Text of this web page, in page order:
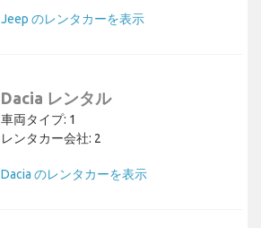
Jeep のレンタカーを表示
Dacia レンタル
車両タイプ: 1
レンタカー会社: 2
Dacia のレンタカーを表示